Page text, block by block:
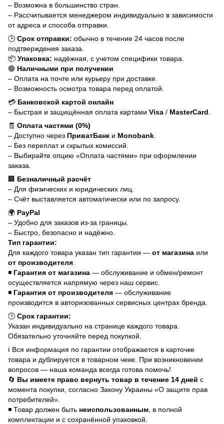
– Возможна в большинство стран.
– Рассчитывается менеджером индивидуально в зависимости
от адреса и способа отправки.
🕒 Срок отправки: обычно в течение 24 часов после
подтверждения заказа.
📦 Упаковка: надёжная, с учетом специфики товара.
🟢 Наличными при получении
– Оплата на почте или курьеру при доставке.
– Возможность осмотра товара перед оплатой.
💳 Банковской картой онлайн
– Быстрая и защищённая оплата картами Visa / MasterCard
🧾 Оплата частями (0%)
– Доступно через ПриватБанк и Monobank
– Без переплат и скрытых комиссий.
– Выбирайте опцию «Оплата частями» при оформлении
заказа.
🏢 Безналичный расчёт
– Для физических и юридических лиц.
– Счёт выставляется автоматически или по запросу.
🌍 PayPal
– Удобно для заказов из-за границы.
– Быстро, безопасно и надёжно.
Тип гарантии:
Для каждого товара указан тип гарантии — от магазина или
от производителя
◾ Гарантия от магазина — обслуживание и обмен/ремонт
осуществляется напрямую через наш сервис.
◾ Гарантия от производителя — обслуживание
производится в авторизованных сервисных центрах бренда.
🕒 Срок гарантии:
Указан индивидуально на странице каждого товара.
Обязательно уточняйте перед покупкой.
ℹ️ Вся информация по гарантии отображается в карточке
товара и дублируется в товарном чеке. При возникновении
вопросов — наша команда всегда готова помочь!
🔄 Вы имеете право вернуть товар в течение 14 дней с
момента покупки, согласно Закону Украины «О защите прав
потребителей».
◾ Товар должен быть неиспользованным , в полной
комплектации и с сохранённой упаковкой.